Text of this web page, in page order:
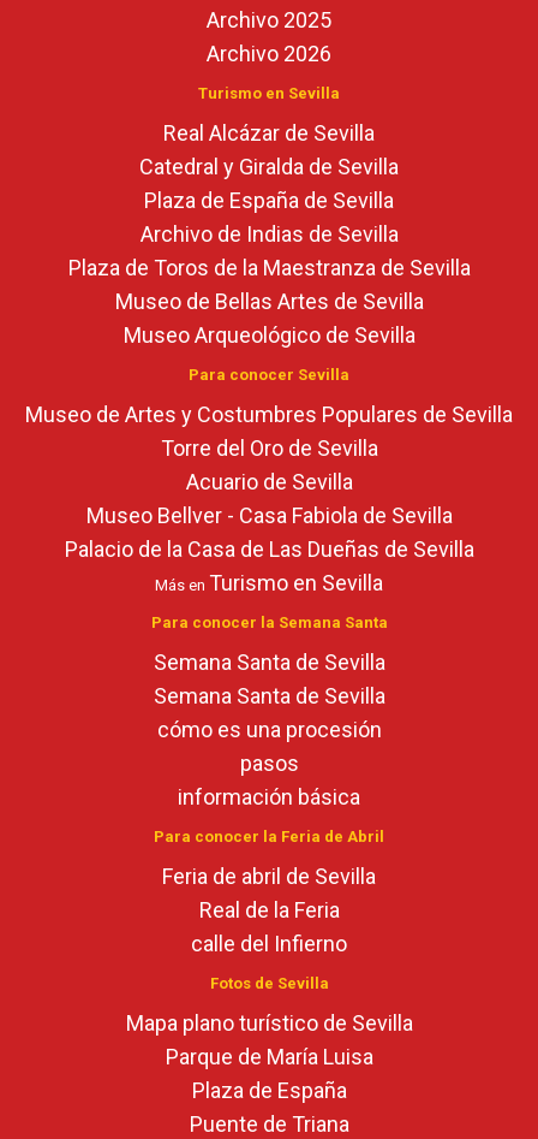
Archivo 2025
Archivo 2026
Turismo en Sevilla
Real Alcázar de Sevilla
Catedral y Giralda de Sevilla
Plaza de España de Sevilla
Archivo de Indias de Sevilla
Plaza de Toros de la Maestranza de Sevilla
Museo de Bellas Artes de Sevilla
Museo Arqueológico de Sevilla
Para conocer Sevilla
Museo de Artes y Costumbres Populares de Sevilla
Torre del Oro de Sevilla
Acuario de Sevilla
Museo Bellver - Casa Fabiola de Sevilla
Palacio de la Casa de Las Dueñas de Sevilla
Más en Turismo en Sevilla
Para conocer la Semana Santa
Semana Santa de Sevilla
Semana Santa de Sevilla
cómo es una procesión
pasos
información básica
Para conocer la Feria de Abril
Feria de abril de Sevilla
Real de la Feria
calle del Infierno
Fotos de Sevilla
Mapa plano turístico de Sevilla
Parque de María Luisa
Plaza de España
Puente de Triana